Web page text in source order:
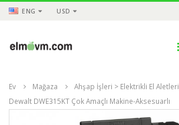
ENG USD
Ev Mağaza Ahşap İşleri > Elektrikli El Aletleri
Dewalt DWE315KT Çok Amaçlı Makine-Aksesuarlı